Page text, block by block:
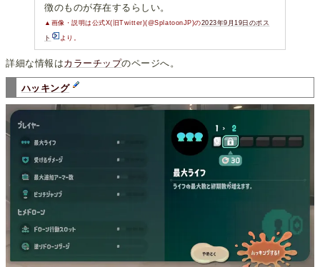
徴のものが存在するらしい。
▲画像・説明は公式X(旧Twitter)(@SplatoonJP)の2023年9月19日のポス
ト より。
詳細な情報はカラーチップのページへ。
ハッキング